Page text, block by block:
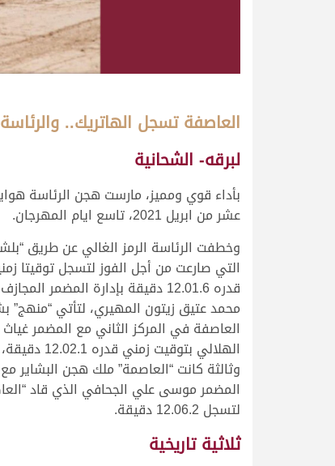
العاصفة تسجل الهاتريك..
لبرقه- الشحانية
بأداء قوي ومميز، مارست هجن الرئاسة
عشر من ابريل 2021، تاسع ايام المهرجان.
وخطفت الرئاسة الرمز الغالي عن طريق
التي صارعت من أجل الفوز لتسجل توقيتا
قدره 12.01.6 دقيقة بإدارة المضمر المجازف
محمد عتيق زيتون المهيري، لتأتي “منهج”
العاصفة في المركز الثاني مع المضمر غياث
الهلالي بتوقيت زمني قدره 12.02.1 دقيقة،
وثالثة كانت “العاصمة” ملك هجن البشاير مع
المضمر موسى علي الجحافي الذي قاد
لتسجل 12.06.2 دقيقة.
ثلاثية تاريخية